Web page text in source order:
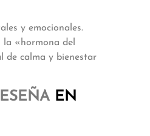
y emocionales.
la «hormona del
de calma y bienestar
EN